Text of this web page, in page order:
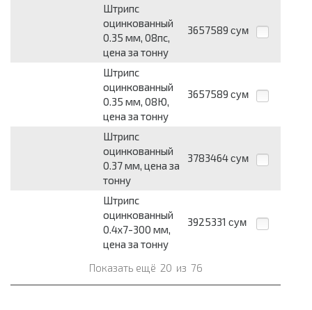
Штрипс
оцинкованный
0.35 мм, 08пс,
цена за тонну
3657589 сум
Штрипс
оцинкованный
0.35 мм, 08Ю,
цена за тонну
3657589 сум
Штрипс
оцинкованный
0.37 мм, цена за
тонну
3783464 сум
Штрипс
оцинкованный
0.4x7-300 мм,
цена за тонну
3925331 сум
Показать ещё 20 из 76